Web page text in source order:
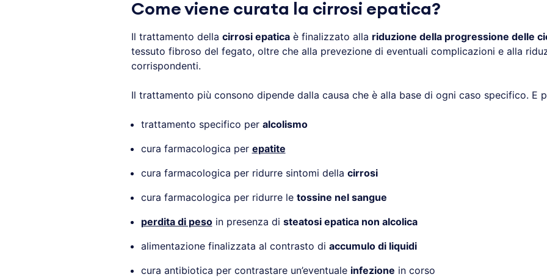
Come viene curata la cirrosi epatica?
Il trattamento della cirrosi epaticaè finalizzato alla riduzione della progressione delle
tessuto fibroso del fegato, oltre che alla prevezione di eventuali complicazioni e alla
corrispondenti.
Il trattamento più consono dipende dalla causa che è alla base di ogni caso specifico. E
trattamento specifico per alcolismo
cura farmacologica per epatite
cura farmacologica per ridurre sintomi della cirrosi
cura farmacologica per ridurre le tossine nel sangue
perdita di pesoin presenza di steatosi epatica non alcolica
alimentazione finalizzata al contrasto di accumulo di liquidi
cura antibiotica per contrastare un’eventuale infezione in corso